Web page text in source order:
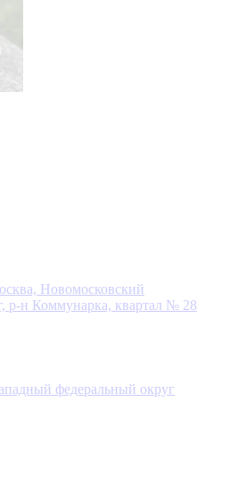
Новомосковский
р-н Коммунарка, квартал № 28
федеральный округ